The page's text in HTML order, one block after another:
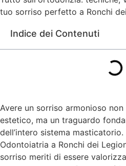
tuo sorriso perfetto a Ronchi
Indice dei Contenuti
Avere un sorriso armonioso
estetico, ma un traguardo
dell’intero sistema
Odontoiatria a Ronchi dei
sorriso meriti di essere